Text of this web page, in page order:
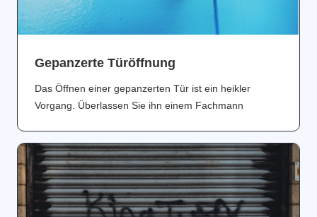
Gepanzerte Türöffnung
Das Öffnen einer gepanzerten Tür ist ein heikler
Vorgang. Überlassen Sie ihn einem Fachmann